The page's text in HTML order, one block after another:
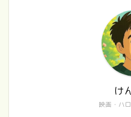
映画・ハ
け